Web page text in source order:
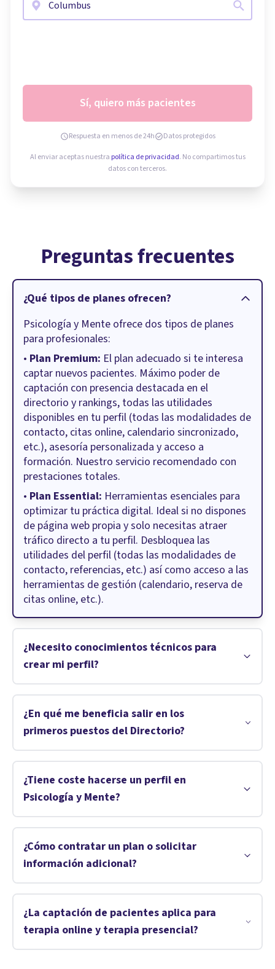
Sí, quiero más pacientes
Respuesta en menos de 24h
Datos protegidos
Al enviar aceptas nuestra política de privacidad. No compartimos tus
datos con terceros.
Preguntas frecuentes
¿Qué tipos de planes ofrecen?
Psicología y Mente ofrece dos tipos de planes
para profesionales:
• Plan Premium: El plan adecuado si te interesa
captar nuevos pacientes. Máximo poder de
captación con presencia destacada en el
directorio y rankings, todas las utilidades
disponibles en tu perfil (todas las modalidades de
contacto, citas online, calendario sincronizado,
etc.), asesoría personalizada y acceso a
formación. Nuestro servicio recomendado con
prestaciones totales.
• Plan Essential: Herramientas esenciales para
optimizar tu práctica digital. Ideal si no dispones
de página web propia y solo necesitas atraer
tráfico directo a tu perfil. Desbloquea las
utilidades del perfil (todas las modalidades de
contacto, referencias, etc.) así como acceso a las
herramientas de gestión (calendario, reserva de
citas online, etc.).
¿Necesito conocimientos técnicos para
crear mi perfil?
¿En qué me beneficia salir en los
primeros puestos del Directorio?
¿Tiene coste hacerse un perfil en
Psicología y Mente?
¿Cómo contratar un plan o solicitar
información adicional?
¿La captación de pacientes aplica para
terapia online y terapia presencial?